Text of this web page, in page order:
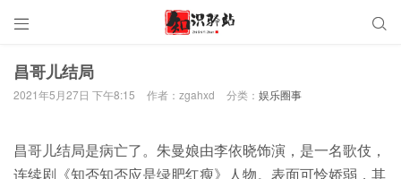
 
昌哥儿结局
2021年5月27日 下午8:15 作者：zgahxd 分类： 娱乐圈事
昌哥儿结局是病亡了。朱曼娘由李依晓饰演，是一名歌伎，
连续剧《知否知否应是绿肥红瘦》人物。表面可怜娇弱，其